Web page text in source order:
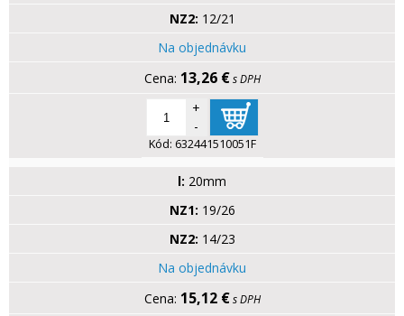
NZ2: 12/21
Na objednávku
13,26 € s DPH
+
-
Kód: 632441510051F
l: 20mm
NZ1: 19/26
NZ2: 14/23
Na objednávku
15,12 € s DPH